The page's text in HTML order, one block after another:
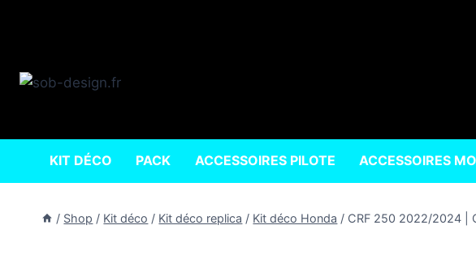
KIT DÉCO PACK ACCESSOIRES PILOTE ACCESSOIRES
/ Shop / Kit déco / Kit déco replica / Kit déco Honda / CRF 250 2022/2024 |